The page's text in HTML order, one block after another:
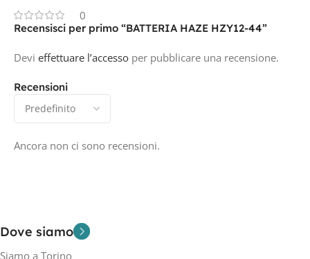
0
Recensioni
Ancora non ci sono recensioni.
Recensisci per primo “BATTERIA HAZE HZY12-44”
Devi effettuare l’accesso per pubblicare una recensione.
Dove siamo
Siamo a Torino